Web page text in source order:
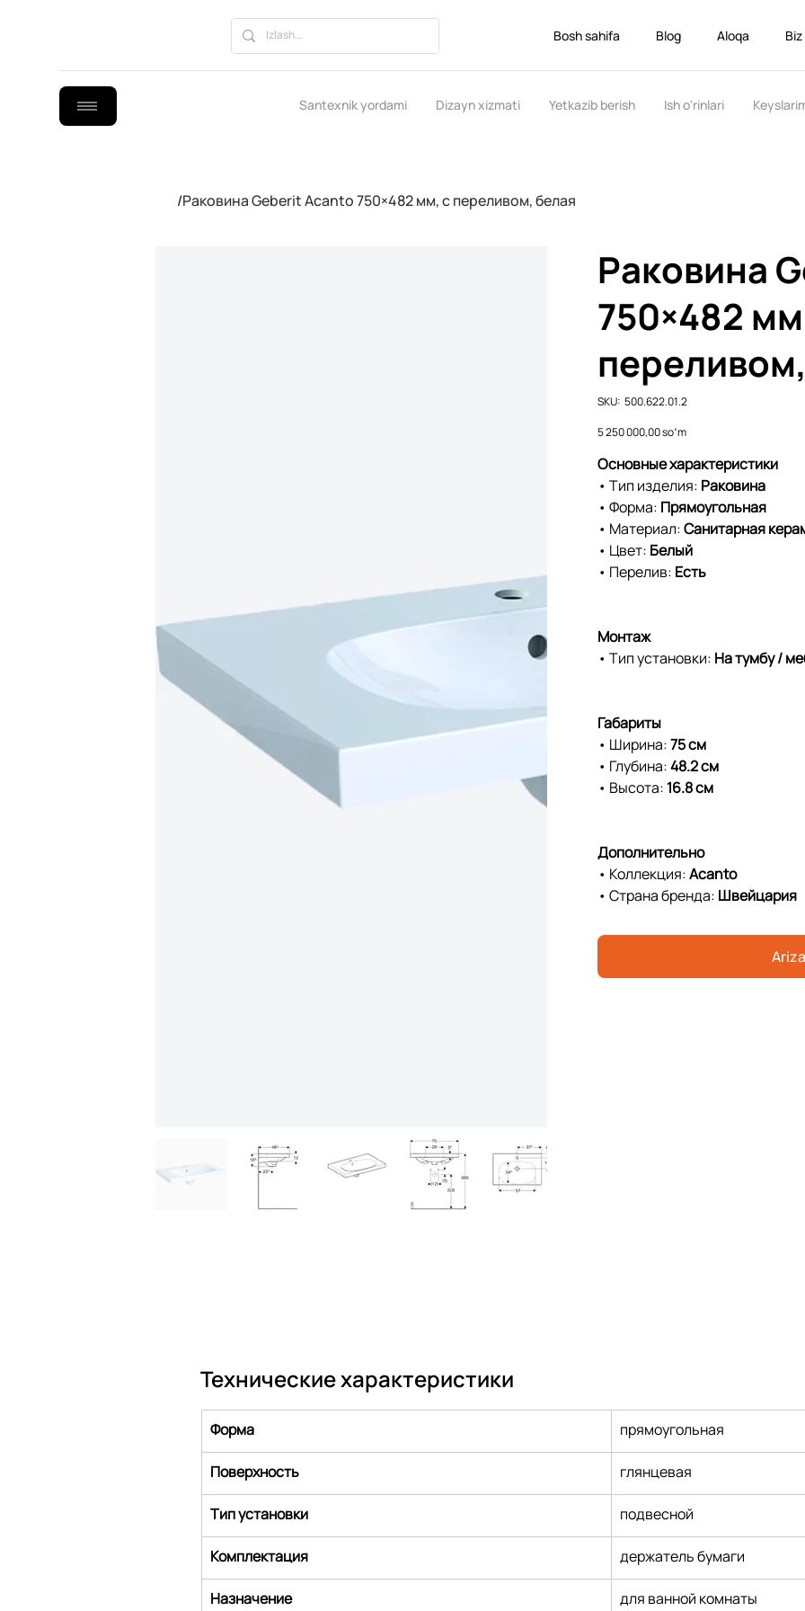
Bosh sahifa Blog Aloqa
Santexnik yordami Dizayn xizmati Yetkazib berish Ish o'rinlari
/Раковина Geberit Acanto 750×482 мм, с переливом, белая
Раковина
750×482
SKU: SKU
500.622.01.2
500.622.01.2
Price
5 250 000,00 soʻm
Основные характеристики
• Тип изделия: Раковина
• Форма: Прямоугольная
• Материал:Санитарная
• Цвет: Белый
• Перелив: Есть
Монтаж
• Тип установки: На тумбу /
Габариты
• Ширина:75 см
• Глубина:48.2 см
• Высота: 16.8 см
Дополнительно
• Коллекция:Acanto
• Страна бренда: Швейцария
Технические характеристики
Форма прямоугольная
Поверхность глянцевая
Тип установки подвесной
Комплектация держатель бумаги
Назначение для ванной комнаты